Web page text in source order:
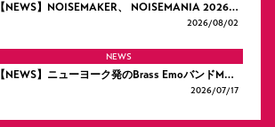
【NEWS】NOISEMAKER、 NOISEMANIA 2026…
2026/08/02
NEWS
【NEWS】ニューヨーク発のBrass EmoバンドM…
2026/07/17